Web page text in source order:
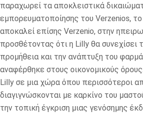
παραχωρεί τα αποκλειστικά
εμπορευματοποίησης του Verzenios,
αποκαλεί επίσης Verzenio, στην
προσθέτοντας ότι η Lilly θα συνεχίσει
προμήθεια και την ανάπτυξη του
αναφέρθηκε στους οικονομικούς
Lilly σε μια χώρα όπου περισσότεροι
διαγιγνώσκονται με καρκίνο του
την τοπική έγκριση μιας γενόσημης